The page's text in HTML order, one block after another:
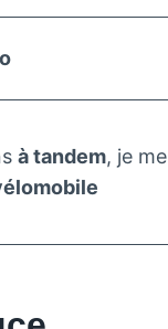
à tandem, je me